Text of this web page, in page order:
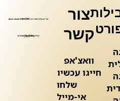
צור
קשר
וואצ'אפ
חייגו עכשיו
שלחו
אי-מייל